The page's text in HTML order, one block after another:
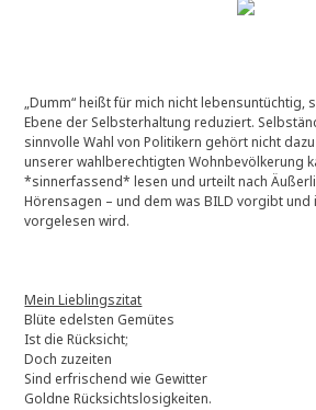
„Dumm“ heißt für mich nicht lebensuntüchtig,
Ebene der Selbsterhaltung reduziert.
sinnvolle Wahl von Politikern gehört nicht
unserer wahlberechtigten Wohnbevölkerung
*sinnerfassend* lesen und urteilt nach
Hörensagen – und dem was BILD vorgibt und
vorgelesen wird.
Mein Lieblingszitat
Blüte edelsten Gemütes
Ist die Rücksicht;
Doch zuzeiten
Sind erfrischend wie Gewitter
Goldne Rücksichtslosigkeiten.